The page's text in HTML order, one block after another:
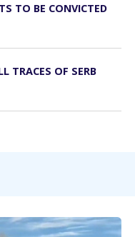
TO BE CONVICTED
TRACES OF SERB